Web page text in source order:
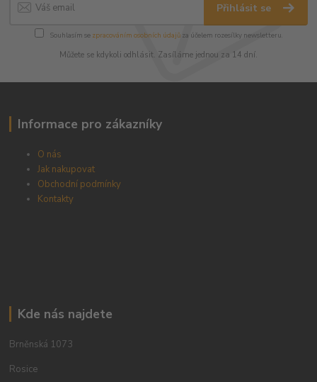
Přihlásit se
Souhlasím se zpracováním osobních údajůza účelem rozesílky newsletteru.
Můžete se kdykoli odhlásit. Zasíláme jednou za 14 dní.
Informace pro zákazníky
O nás
Jak nakupovat
Obchodní podmínky
Kontakty
Kde nás najdete
Brněnská 1073
Rosice